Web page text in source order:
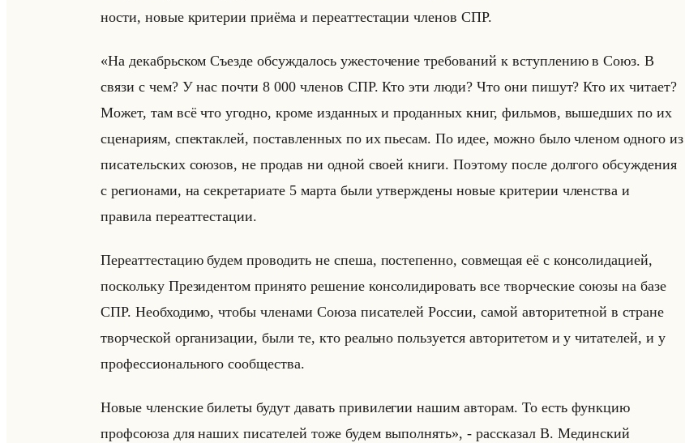
но­сти, новые кри­те­рии при­ёма и пе­ре­ат­те­ста­ции чле­нов СПР.
«На декабрьском Съезде обсуждалось ужесточение требований к вступлению в Союз. В
связи с чем? У нас почти 8 000 членов СПР. Кто эти люди? Что они пишут? Кто их читает?
Может, там всё что угодно, кроме изданных и проданных книг, фильмов, вышедших по их
сценариям, спектаклей, поставленных по их пьесам. По идее, можно было членом одного из
писательских союзов, не продав ни одной своей книги. Поэтому после долгого обсуждения
с регионами, на секретариате 5 марта были утверждены новые критерии членства и
правила переаттестации.
Переаттестацию будем проводить не спеша, постепенно, совмещая её с консолидацией,
поскольку Президентом принято решение консолидировать все творческие союзы на базе
СПР. Необходимо, чтобы членами Союза писателей России, самой авторитетной в стране
творческой организации, были те, кто реально пользуется авторитетом и у читателей, и у
профессионального сообщества.
Новые членские билеты будут давать привилегии нашим авторам. То есть функцию
профсоюза для наших писателей тоже будем выполнять», - рас­ска­зал В. Медин­ский